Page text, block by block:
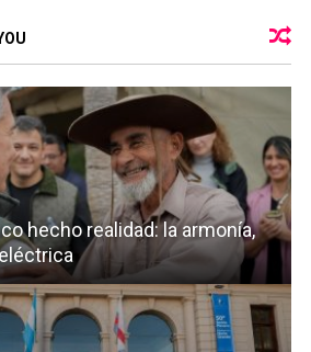
hecho realidad: la armonía,